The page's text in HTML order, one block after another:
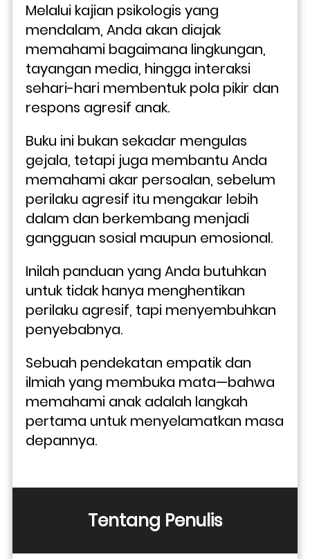
Melalui kajian psikologis yang
mendalam, Anda akan diajak
memahami bagaimana lingkungan,
tayangan media, hingga interaksi
sehari-hari membentuk pola pikir dan
respons agresif anak.
Buku ini bukan sekadar mengulas
gejala, tetapi juga membantu Anda
memahami akar persoalan, sebelum
perilaku agresif itu mengakar lebih
dalam dan berkembang menjadi
gangguan sosial maupun emosional.
Inilah panduan yang Anda butuhkan
untuk tidak hanya menghentikan
perilaku agresif, tapi menyembuhkan
penyebabnya.
Sebuah pendekatan empatik dan
ilmiah yang membuka mata—bahwa
memahami anak adalah langkah
pertama untuk menyelamatkan masa
depannya.
Tentang Penulis